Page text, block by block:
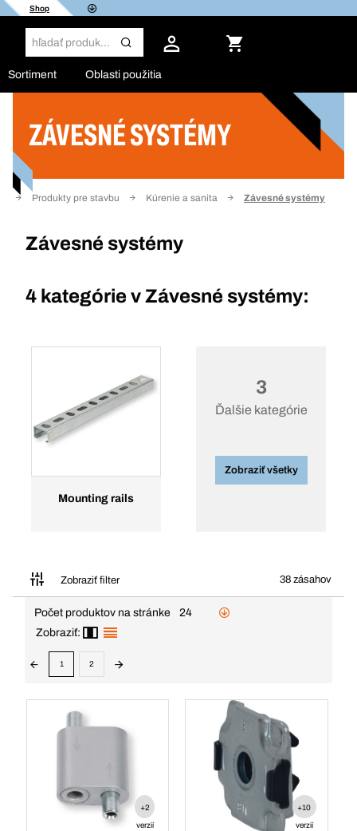
Shop
Sortiment Oblasti použitia
ZÁVESNÉ SYSTÉMY
Produkty pre stavbu Kúrenie a sanita Závesné systémy
Závesné systémy
4 kategórie vZávesné systémy:
Mounting rails
3
Ďalšie kategórie
Zobraziť všetky
Zobraziť filter 38 zásahov
Filter
Počet produktov na stránke
24
Zobraziť:
1 2
+2
verzií
+10
verzií